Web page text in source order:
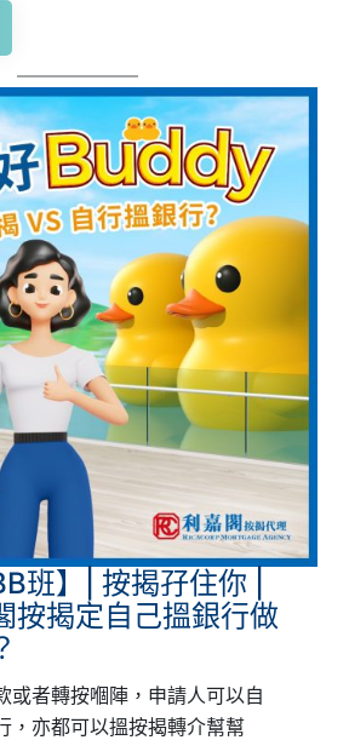
班】| 按揭孖住你 |
按揭定自己搵銀行做
或者轉按嗰陣，申請人可以自
，亦都可以搵按揭轉介幫幫